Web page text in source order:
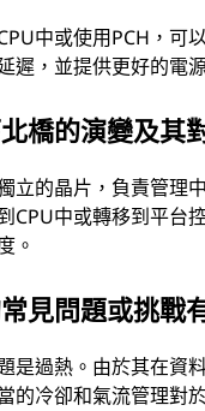
中或使用PCH，可
遲，並提供更好的電
橋的演變及其
立的晶片，負責管理
CPU中或轉移到平台
。
見問題或挑戰
是過熱。由於其在資
的冷卻和氣流管理對